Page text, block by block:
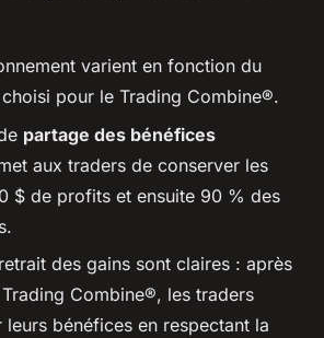
varient en fonction du
pour le Trading Combine®.
partage des bénéfices
aux traders de conserver les
$ de profits et ensuite 90 % des
des gains sont claires : après
Combine®, les traders
leurs bénéfices en respectant la